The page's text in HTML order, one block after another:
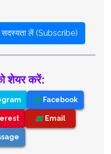
लें (Subscribe)
शेयर करें:
Facebook
Email